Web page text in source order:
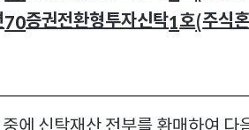
70증권전환형투자신탁1호(주식